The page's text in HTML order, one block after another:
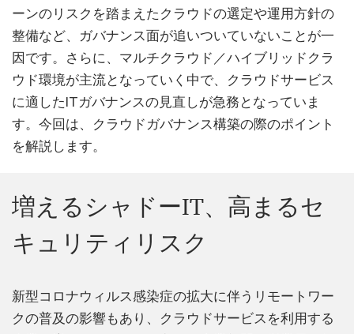
ーンのリスクを踏まえたクラウドの選定や運用方針の
整備など、ガバナンス面が追いついていないことが一
因です。さらに、マルチクラウド／ハイブリッドクラ
ウド環境が主流となっていく中で、クラウドサービス
に適したITガバナンスの見直しが急務となっていま
す。今回は、クラウドガバナンス構築の際のポイント
を解説します。
増えるシャドーIT、高まるセ
キュリティリスク
新型コロナウィルス感染症の拡大に伴うリモートワー
クの普及の影響もあり、クラウドサービスを利用する